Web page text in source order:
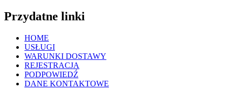
Przydatne linki
HOME
USŁUGI
WARUNKI DOSTAWY
REJESTRACJA
PODPOWIEDŹ
DANE KONTAKTOWE